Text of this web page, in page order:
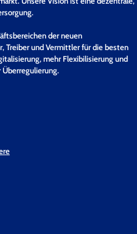
der neuen
Treiber und Vermittler für die besten
mehr Flexibilisierung und